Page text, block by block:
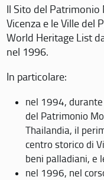
Il Sito del Patrimonio
Vicenza e le Ville del
World Heritage List
nel 1996.
In particolare:
nel 1994,
del Patrimonio
Thailandia, il
centro storico di
beni palladiani, e
nel 1996, nel